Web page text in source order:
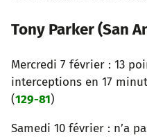
Tony Parker (San
Mercredi 7 février : 13
interceptions en 17
(129-81)
Samedi 10 février : n’a